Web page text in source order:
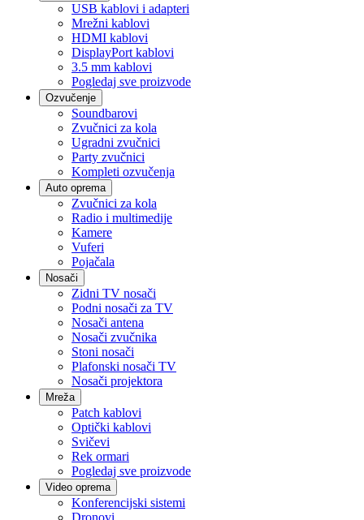
USB kablovi i adapteri
Mrežni kablovi
HDMI kablovi
DisplayPort kablovi
3.5 mm kablovi
Pogledaj sve proizvode
Ozvučenje
Soundbarovi
Zvučnici za kola
Ugradni zvučnici
Party zvučnici
Kompleti ozvučenja
Auto oprema
Zvučnici za kola
Radio i multimedije
Kamere
Vuferi
Pojačala
Nosači
Zidni TV nosači
Podni nosači za TV
Nosači antena
Nosači zvučnika
Stoni nosači
Plafonski nosači TV
Nosači projektora
Mreža
Patch kablovi
Optički kablovi
Svičevi
Rek ormari
Pogledaj sve proizvode
Video oprema
Konferencijski sistemi
Dronovi